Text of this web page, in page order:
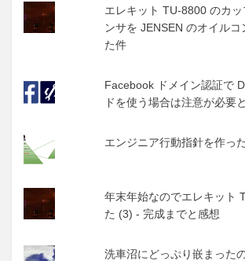
エレキット TU-8800 のカ
ンサを JENSEN のオイルコ
た件
Facebook ドメイン認証で
ドを使う場合は注意が必要
エンジニア行動指針を作っ
年末年始なのでエレキット
た (3) - 完成までと感想
洗車沼にどっぷり嵌まった